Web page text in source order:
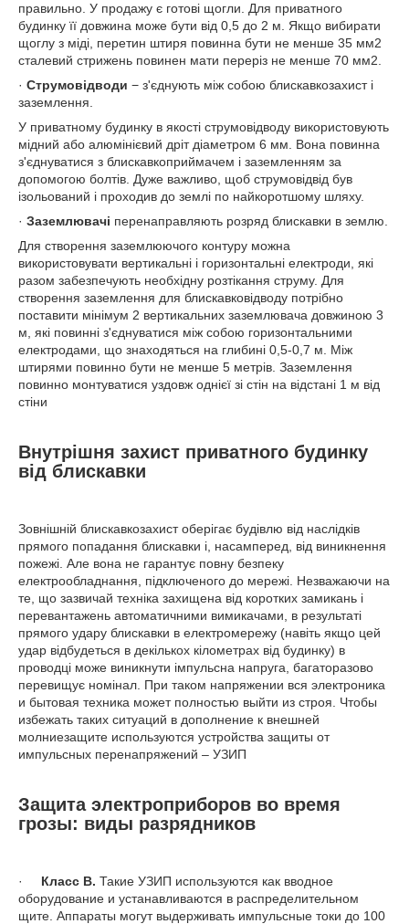
правильно. У продажу є готові щогли. Для приватного
будинку її довжина може бути від 0,5 до 2 м. Якщо вибирати
щоглу з міді, перетин штиря повинна бути не менше 35 мм2
сталевий стрижень повинен мати переріз не менше 70 мм2
· Струмовідводи − з'єднують між собою блискавкозахист і
заземлення.
У приватному будинку в якості струмовідводу використовують
мідний або алюмінієвий дріт діаметром 6 мм. Вона повинна
з'єднуватися з блискавкоприймачем і заземленням за
допомогою болтів. Дуже важливо, щоб струмовідвід був
ізольований і проходив до землі по найкоротшому шляху.
· Заземлювачі перенаправляють розряд блискавки в землю.
Для створення заземлюючого контуру можна
використовувати вертикальні і горизонтальні електроди, які
разом забезпечують необхідну розтікання струму. Для
створення заземлення для блискавковідводу потрібно
поставити мінімум 2 вертикальних заземлювача довжиною 3
м, які повинні з'єднуватися між собою горизонтальними
електродами, що знаходяться на глибині 0,5-0,7 м. Між
штирями повинно бути не менше 5 метрів. Заземлення
повинно монтуватися уздовж однієї зі стін на відстані 1 м від
стіни
Внутрішня захист приватного будинку
від блискавки
Зовнішній блискавкозахист оберігає будівлю від наслідків
прямого попадання блискавки і, насамперед, від виникнення
пожежі. Але вона не гарантує повну безпеку
електрообладнання, підключеного до мережі. Незважаючи на
те, що зазвичай техніка захищена від коротких замикань і
перевантажень автоматичними вимикачами, в результаті
прямого удару блискавки в електромережу (навіть якщо цей
удар відбудеться в декількох кілометрах від будинку) в
проводці може виникнути імпульсна напруга, багаторазово
перевищує номінал. При таком напряжении вся электроника
и бытовая техника может полностью выйти из строя. Чтобы
избежать таких ситуаций в дополнение к внешней
молниезащите используются устройства защиты от
импульсных перенапряжений – УЗИП
Защита электроприборов во время
грозы: виды разрядников
· Класс В. Такие УЗИП используются как вводное
оборудование и устанавливаются в распределительном
щите. Аппараты могут выдерживать импульсные токи до 100